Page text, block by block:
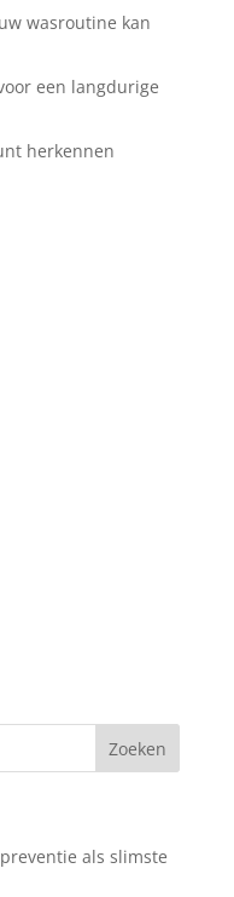
wasroutine kan
een langdurige
herkennen
als slimste